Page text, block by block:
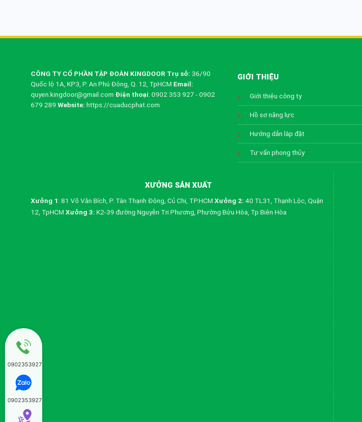
CÔNG TY CỔ PHẦN TẬP ĐOÀN KINGDOOR Trụ sở: 36/90
Quốc lộ 1A, KP3, P. An Phú Đông, Q. 12, TpHCM Email:
quyen.kingdoor@gmail.com Điện thoại: 0902 353 927 - 0902
679 289 Website: https://cuaducphat.com
GIỚI THIỆU
Giới thiệu công ty
Hồ sơ năng lực
Hướng dẫn lắp đặt
Tư vấn phong thủy
XƯỞNG SẢN XUẤT
Xưởng 1: 81 Võ Văn Bích, P. Tân Thạnh Đông, Củ Chi, TP.HCM Xưởng 2: 40 TL31, Thạnh Lộc, Quận
12, TpHCM Xưởng 3: K2-39 đường Nguyễn Tri Phương, Phường Bửu Hòa, Tp Biên Hòa
0902353927
0902353927